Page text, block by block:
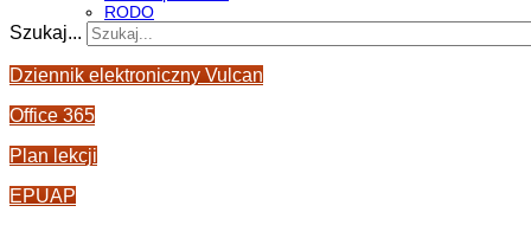
RODO
Szukaj...
Dziennik elektroniczny Vulcan
Office 365
Plan lekcji
EPUAP